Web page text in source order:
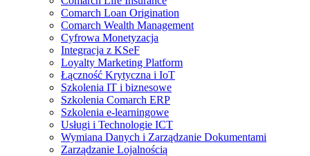
Comarch Loan Origination
Comarch Wealth Management
Cyfrowa Monetyzacja
Integracja z KSeF
Loyalty Marketing Platform
Łączność Krytyczna i IoT
Szkolenia IT i biznesowe
Szkolenia Comarch ERP
Szkolenia e-learningowe
Usługi i Technologie ICT
Wymiana Danych i Zarządzanie Dokumentami
Zarządzanie Lojalnością